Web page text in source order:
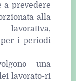
a prevedere
alla
i periodi
una
lavorato-ri